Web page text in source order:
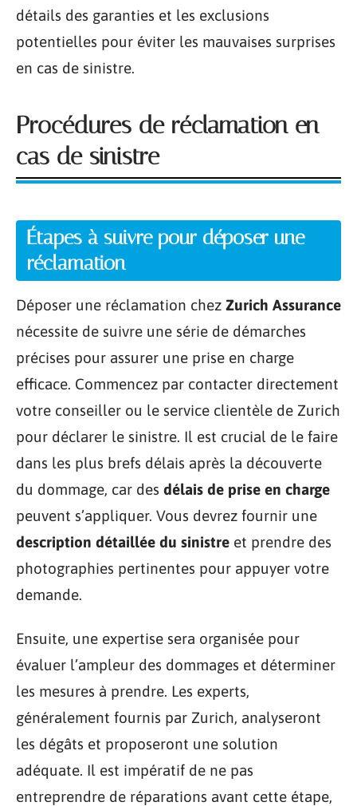
détails des garanties et les exclusions
potentielles pour éviter les mauvaises surprises
en cas de sinistre.
Procédures de réclamation en
cas de sinistre
Étapes à suivre pour déposer une
réclamation
Déposer une réclamation chez Zurich Assurance
nécessite de suivre une série de démarches
précises pour assurer une prise en charge
efficace. Commencez par contacter directement
votre conseiller ou le service clientèle de Zurich
pour déclarer le sinistre. Il est crucial de le faire
dans les plus brefs délais après la découverte
du dommage, car des délais de prise en charge
peuvent s’appliquer. Vous devrez fournir une
description détaillée du sinistre et prendre des
photographies pertinentes pour appuyer votre
demande.
Ensuite, une expertise sera organisée pour
évaluer l’ampleur des dommages et déterminer
les mesures à prendre. Les experts,
généralement fournis par Zurich, analyseront
les dégâts et proposeront une solution
adéquate. Il est impératif de ne pas
entreprendre de réparations avant cette étape,